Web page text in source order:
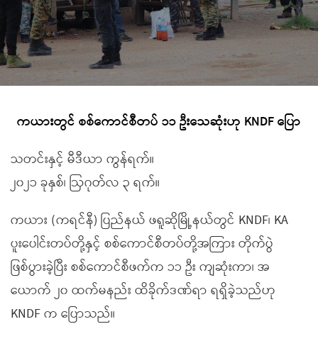
ကယားတွင် စစ်ကောင်စီတပ် ၁၁ ဦးသေဆုံးဟု KNDF ပြော
သတင်းနှင့် မီဒီယာ ကွန်ရက်။
၂၀၂၁ ခုနှစ်၊ ဩဂုတ်လ ၃ ရက်။
ကယား (ကရင်နီ) ပြည်နယ် ဖရူဆိုမြို့နယ်တွင် KNDF၊ KA
ပူးပေါင်းတပ်တို့နှင့် စစ်ကောင်စီတပ်တို့အကြား တိုက်ပွဲ
ဖြစ်ပွားခဲ့ပြီး စစ်ကောင်စီဖက်က ၁၁ ဦး ကျဆုံးကာ၊ အ
ယောက် ၂၀ ထက်မနည်း ထိခိုက်ဒဏ်ရာ ရရှိခဲ့သည်ဟု
KNDF က ပြောသည်။